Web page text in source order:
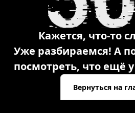
Кажется, что-то
Уже разбираемся! А
посмотреть, что ещё у
Вернуться на